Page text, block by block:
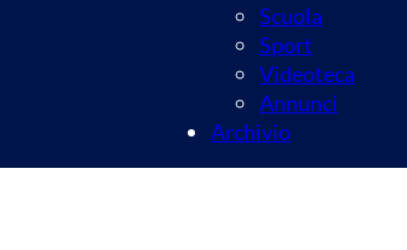
Scuola
Sport
Videoteca
Annunci
Archivio